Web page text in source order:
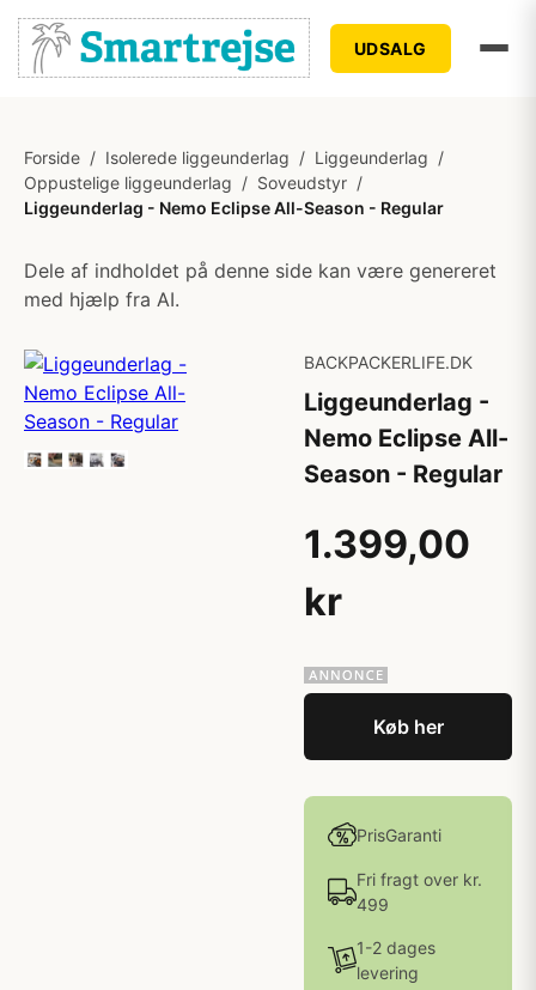
UDSALG
Forside / Isolerede liggeunderlag / Liggeunderlag /
Oppustelige liggeunderlag / Soveudstyr /
Liggeunderlag - Nemo Eclipse All-Season - Regular
Dele af indholdet på denne side kan være genereret
med hjælp fra AI.
BACKPACKERLIFE.DK
Liggeunderlag -
Nemo Eclipse All-
Season - Regular
1.399,00
kr
Køb her
PrisGaranti
Fri fragt over kr.
499
1-2 dages
levering